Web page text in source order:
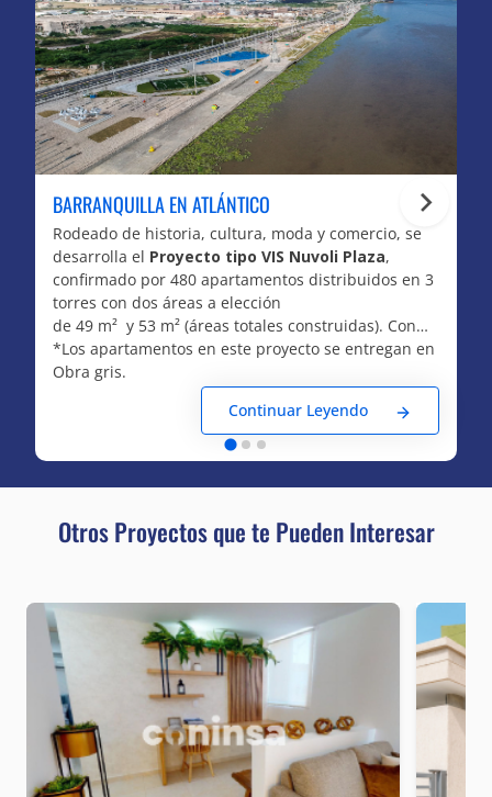
BARRANQUILLA EN ATLÁNTICO
Rodeado de historia, cultura, moda y comercio, se
desarrolla el Proyecto tipo VIS Nuvoli Plaza,
confirmado por 480 apartamentos distribuidos en 3
torres con dos áreas a elección
de 49 m² y 53 m² (áreas totales construidas). Con
una ubicación privilegiada a unos pasos de la Plaza
de la Paz y la Catedral, cuenta con una amplia
oferta de servicios a su alrededor teniendo cerca el
C.C. Portal del Prado y con fácil acceso a cualquier
punto de la ciudad gracias a las vías importantes
que lo rodean como lo son la carrera 44, carrera 43,
avenida Murillo y Avenida Olaya Herrera.
*Los apartamentos en este proyecto se entregan en
Obra gris.
Continuar Leyendo
Otros Proyectos que te Pueden Interesar